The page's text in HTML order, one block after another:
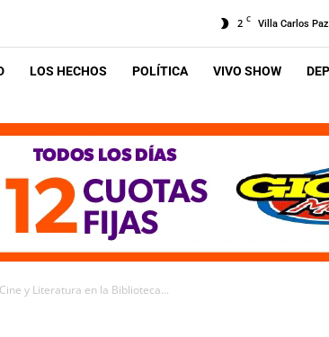
2 C Villa Carlos
LOS HECHOS POLÍTICA VIVO SHOW
y Literatura en la Biblioteca...